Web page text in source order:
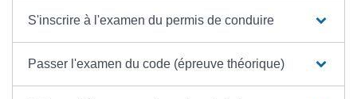
S'inscrire à l'examen du permis de conduire
Passer l'examen du code (épreuve théorique)